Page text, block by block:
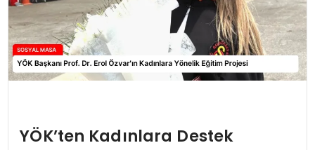
YÖK’ten Kadınlara Destek